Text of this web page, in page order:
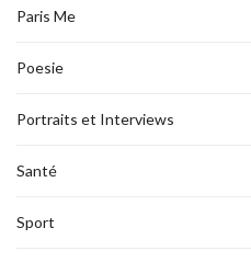
Paris Me
Poesie
Portraits et Interviews
Santé
Sport